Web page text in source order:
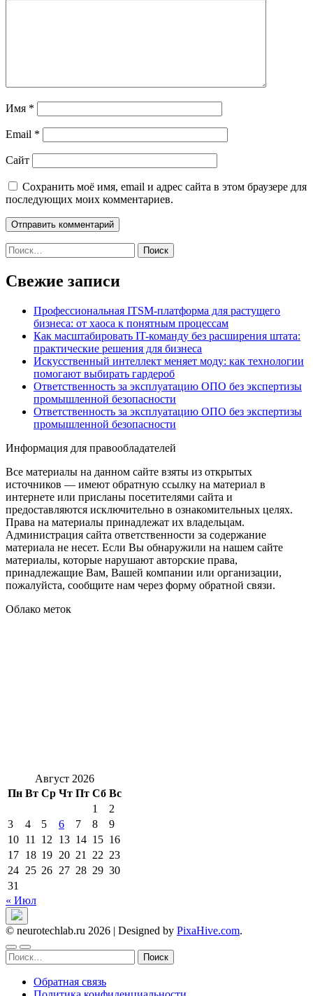
Имя *
Email *
Сайт
Сохранить моё имя, email и адрес сайта в этом браузере для
последующих моих комментариев.
Найти:
Свежие записи
Профессиональная ITSM-платформа для растущего
бизнеса: от хаоса к понятным процессам
Как масштабировать IT-команду без расширения штата:
практические решения для бизнеса
Искусственный интеллект меняет моду: как технологии
помогают выбирать гардероб
Ответственность за эксплуатацию ОПО без экспертизы
промышленной безопасности
Ответственность за эксплуатацию ОПО без экспертизы
промышленной безопасности
Информация для правообладателей
Все материалы на данном сайте взяты из открытых
источников — имеют обратную ссылку на материал в
интернете или присланы посетителями сайта и
предоставляются исключительно в ознакомительных целях.
Права на материалы принадлежат их владельцам.
Администрация сайта ответственности за содержание
материала не несет. Если Вы обнаружили на нашем сайте
материалы, которые нарушают авторские права,
принадлежащие Вам, Вашей компании или организации,
пожалуйста, сообщите нам через форму обратной связи.
Облако меток
Август 2026
Пн Вт Ср Чт Пт Сб Вс
1
2
3
4 5 6 7 8
9
10 11 12 13 14 15 16
17 18 19 20 21 22 23
24 25 26 27 28 29 30
31
« Июл
© neurotechlab.ru 2026 | Designed by PixaHive.com.
Найти:
Обратная связь